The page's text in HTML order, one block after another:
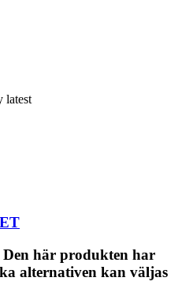
latest
Den här produkten har
alternativen kan väljas